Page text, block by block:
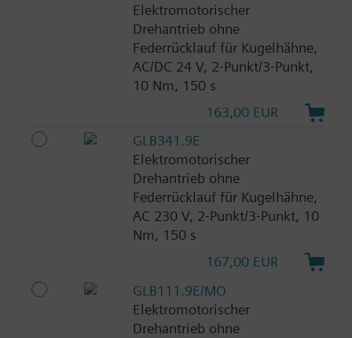
Elektromotorischer
Drehantrieb ohne
Federrücklauf für Kugelhähne,
AC/DC 24 V, 2-Punkt/3-Punkt,
10 Nm, 150 s
163,00 EUR
GLB341.9E
Elektromotorischer
Drehantrieb ohne
Federrücklauf für Kugelhähne,
AC 230 V, 2-Punkt/3-Punkt, 10
Nm, 150 s
167,00 EUR
GLB111.9E/MO
Elektromotorischer
Drehantrieb ohne